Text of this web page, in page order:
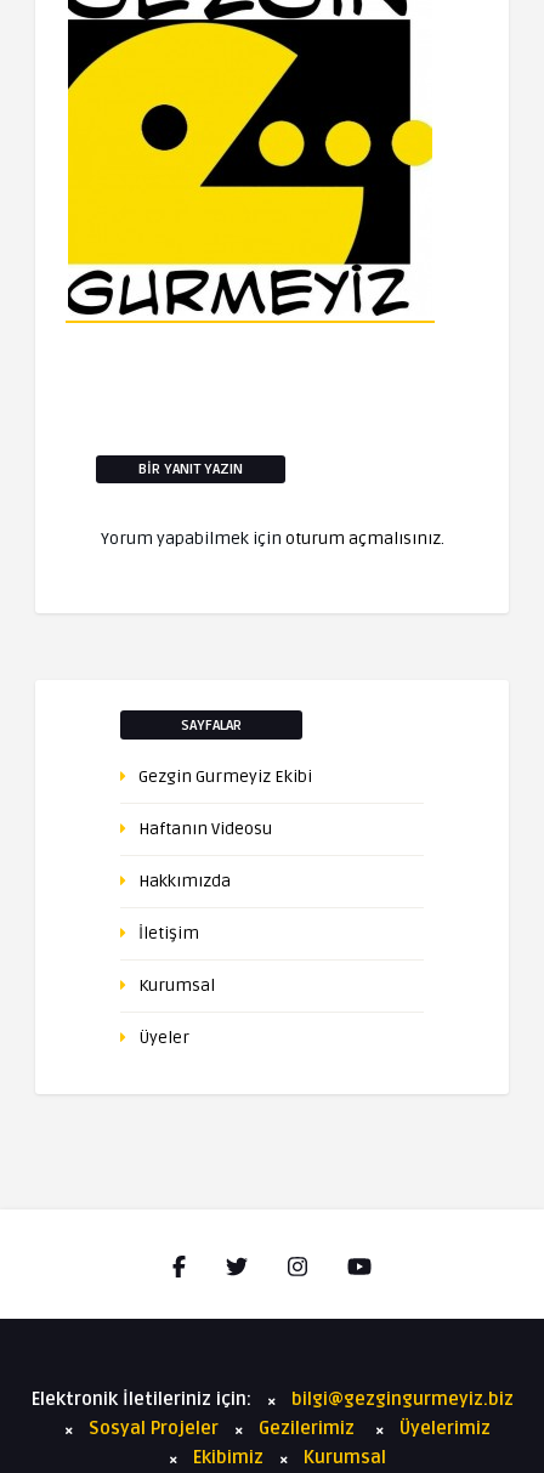
BIR YANIT YAZIN
Yorum yapabilmek için oturum açmalısınız.
SAYFALAR
Gezgin Gurmeyiz Ekibi
Haftanın Videosu
Hakkımızda
İletişim
Kurumsal
Üyeler
Elektronik İletileriniz için:
bilgi@gezgingurmeyiz.biz
Sosyal Projeler
Gezilerimiz
Üyelerimiz
Ekibimiz
Kurumsal